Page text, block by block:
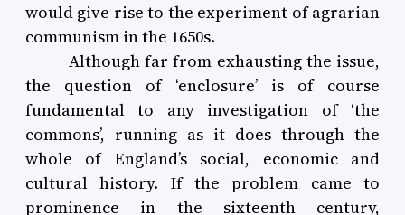
would give rise to the experiment of agrarian
communism in the 1650s.
Although far from exhausting the issue,
the question of ‘enclosure’ is of course
fundamental to any investigation of ‘the
commons’, running as it does through the
whole of England’s social, economic and
cultural history. If the problem came to
prominence in the sixteenth century,